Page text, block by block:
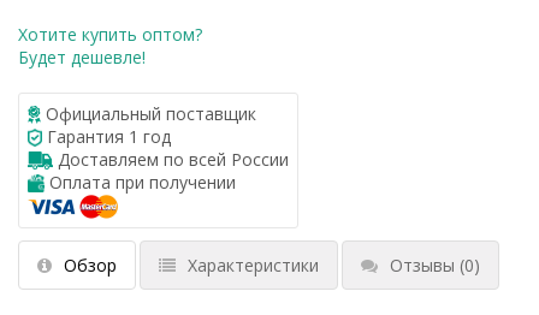
Хотите купить оптом?
Будет дешевле!
Официальный поставщик
Гарантия 1 год
Доставляем по всей России
Оплата при получении
Обзор Характеристики Отзывы (0)